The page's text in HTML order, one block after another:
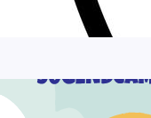
Anreise zur 2.
Baden-Württemberg